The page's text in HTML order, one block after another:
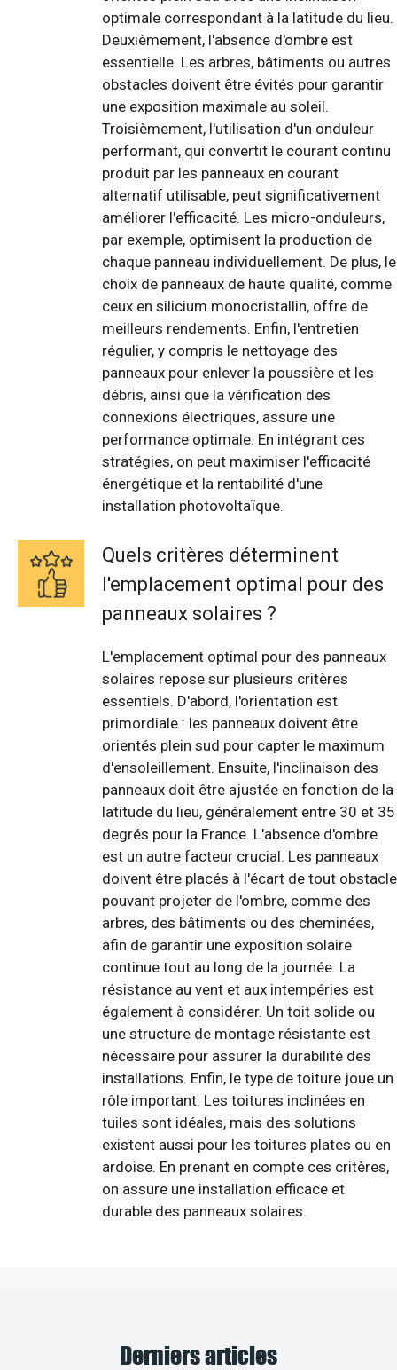
optimale correspondant à la latitude du lieu.
Deuxièmement, l'absence d'ombre est
essentielle. Les arbres, bâtiments ou autres
obstacles doivent être évités pour garantir
une exposition maximale au soleil.
Troisièmement, l'utilisation d'un onduleur
performant, qui convertit le courant continu
produit par les panneaux en courant
alternatif utilisable, peut significativement
améliorer l'efficacité. Les micro-onduleurs,
par exemple, optimisent la production de
chaque panneau individuellement. De plus, le
choix de panneaux de haute qualité, comme
ceux en silicium monocristallin, offre de
meilleurs rendements. Enfin, l'entretien
régulier, y compris le nettoyage des
panneaux pour enlever la poussière et les
débris, ainsi que la vérification des
connexions électriques, assure une
performance optimale. En intégrant ces
stratégies, on peut maximiser l'efficacité
énergétique et la rentabilité d'une
installation photovoltaïque.
Quels critères déterminent
l'emplacement optimal pour des
panneaux solaires ?
L'emplacement optimal pour des panneaux
solaires repose sur plusieurs critères
essentiels. D'abord, l'orientation est
primordiale : les panneaux doivent être
orientés plein sud pour capter le maximum
d'ensoleillement. Ensuite, l'inclinaison des
panneaux doit être ajustée en fonction de la
latitude du lieu, généralement entre 30 et 35
degrés pour la France. L'absence d'ombre
est un autre facteur crucial. Les panneaux
doivent être placés à l'écart de tout obstacle
pouvant projeter de l'ombre, comme des
arbres, des bâtiments ou des cheminées,
afin de garantir une exposition solaire
continue tout au long de la journée. La
résistance au vent et aux intempéries est
également à considérer. Un toit solide ou
une structure de montage résistante est
nécessaire pour assurer la durabilité des
installations. Enfin, le type de toiture joue un
rôle important. Les toitures inclinées en
tuiles sont idéales, mais des solutions
existent aussi pour les toitures plates ou en
ardoise. En prenant en compte ces critères,
on assure une installation efficace et
durable des panneaux solaires.
Derniers articles